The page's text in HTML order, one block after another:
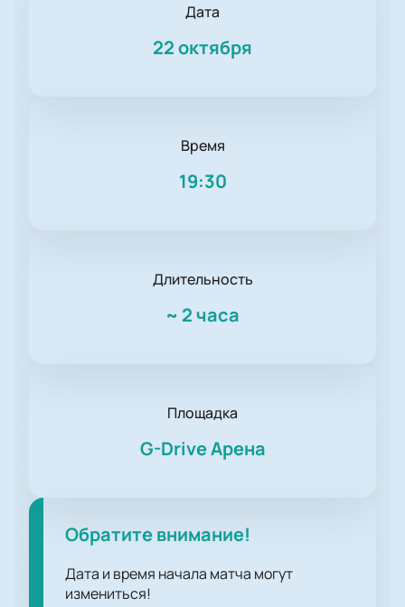
Дата
22 октября
Время
19:30
Длительность
~ 2 часа
Площадка
G-Drive Арена
Обратите внимание!
Дата и время начала матча могут
измениться!